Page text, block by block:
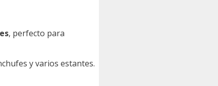
, perfecto para
y varios estantes.